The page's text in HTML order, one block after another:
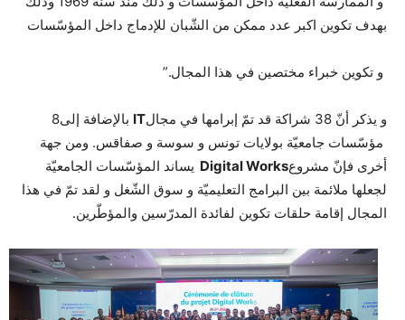
بهدف تكوين اكبر عدد ممكن من الشّبان للإدماج داخل المؤسّسات
و تكوين خبراء مختصين في هذا المجال.”
و يذكر أنّ 38 شراكة قد تمّ إبرامها في مجال IT
بالإضافة إلى8
مؤسّسات جامعيّة بولايات تونس و سوسة و صفاقس. ومن جهة
أخرى فإنّ مشروعDigital Works يساند المؤسّسات الجامعيّة
لجعلها ملائمة بين البرامج التعليميّة و سوق الشّغل و لقد تمّ في هذا
المجال إقامة حلقات تكوين لفائدة المدرّسين والمؤطّرين.